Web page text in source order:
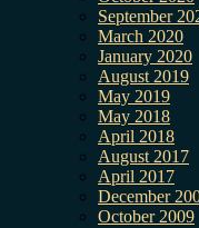
September
March 2020
January 2020
August 2019
May 2019
May 2018
April 2018
August 2017
April 2017
December
October 2009